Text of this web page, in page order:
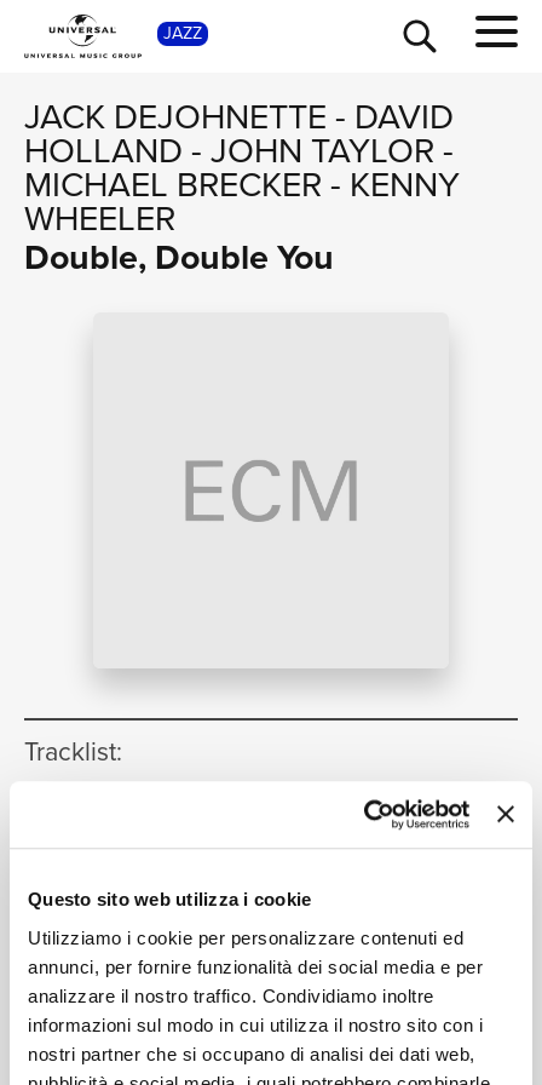
Questo sito web utilizza i cookie
Utilizziamo i cookie per personalizzare contenuti ed
annunci, per fornire funzionalità dei social media e per
analizzare il nostro traffico. Condividiamo inoltre
informazioni sul modo in cui utilizza il nostro sito con i
nostri partner che si occupano di analisi dei dati web,
JAZZ
JACK DEJOHNETTE- DAVID
HOLLAND-JOHN TAYLOR-
MICHAEL BRECKER- KENNY
WHEELER
Double, Double You
Tracklist:
14:03
Kenny Wheeler, Michael Brecker, John Taylor, David
2 Ma Bel
Kenny Wheeler, Michael Brecker, John Taylor, David
Holland, Jack DeJohnette
3 W. W.
07:46
Kenny Wheeler, Michael Brecker, John Taylor, David
Holland, Jack DeJohnette
SHOP
TOUR
RICERCA
CHI SIAMO